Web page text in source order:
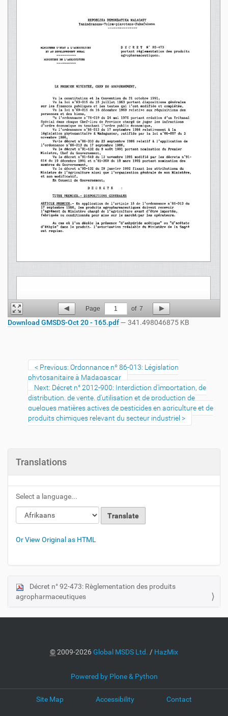
Page 1 of 7
Download GMSDS-Oct 20 - 165.pdf— 341.498046875 KB
Previous: Ordonnance nº 86-013: Législation
phytosanitaire à Madagascar
Next: Décret n° 2012-900: Interdiction d'importation, de
distribution, de vente, d'utilisation et de production de
quelques matières actives de pesticides en agriculture et de
produits chimiques relevant du secteur industriel
Translations
Select a language...
Or View Original as HTML
N
a
o
Décret n° 92-473: Règlementation des produits
agropharmaceutiques
©2009-2026Global MSDS Ltd. / HazMix
Powered by Plone & Python
Site Map Accessibility Contact